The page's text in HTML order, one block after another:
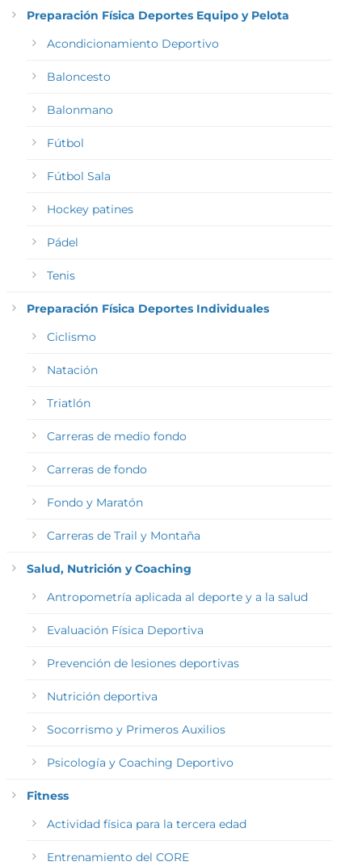
Preparación Física Deportes Equipo y Pelota
Acondicionamiento Deportivo
Baloncesto
Balonmano
Fútbol
Fútbol Sala
Hockey patines
Pádel
Tenis
Preparación Física Deportes Individuales
Ciclismo
Natación
Triatlón
Carreras de medio fondo
Carreras de fondo
Fondo y Maratón
Carreras de Trail y Montaña
Salud, Nutrición y Coaching
Antropometría aplicada al deporte y a la salud
Evaluación Física Deportiva
Prevención de lesiones deportivas
Nutrición deportiva
Socorrismo y Primeros Auxilios
Psicología y Coaching Deportivo
Fitness
Actividad física para la tercera edad
Entrenamiento del CORE